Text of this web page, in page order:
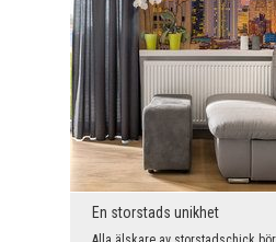
En storstads unikhet